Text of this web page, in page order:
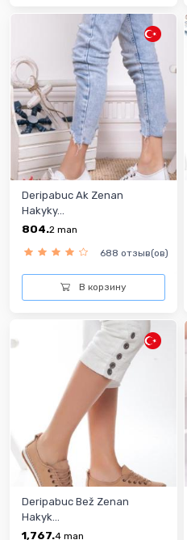
Deripabuc Ak Zenan
Hakyky...
804.2 man
688 отзыв(ов)
В корзину
Deripabuc Bež Zenan
Hakyk...
1,767.4 man